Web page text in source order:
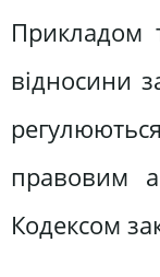
Прикладом
відносини
правовим
Кодексом